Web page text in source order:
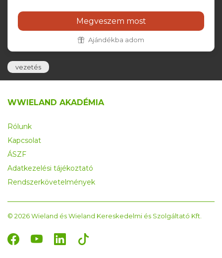
Megveszem most
Ajándékba adom
vezetés
WWIELAND AKADÉMIA
Rólunk
Kapcsolat
ÁSZF
Adatkezelési tájékoztató
Rendszerkövetelmények
© 2026 Wieland és Wieland Kereskedelmi és Szolgáltató Kft.